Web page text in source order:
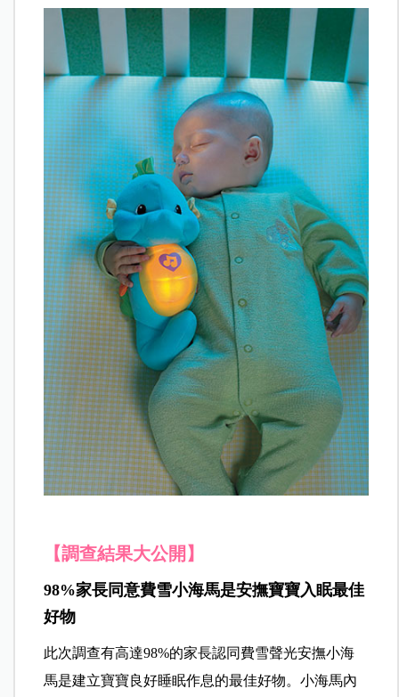
【調查結果大公開】
98%家長同意費雪小海馬是安撫寶寶入眠最佳
好物
此次調查有高達98%的家長認同費雪聲光安撫小海
馬是建立寶寶良好睡眠作息的最佳好物。小海馬內